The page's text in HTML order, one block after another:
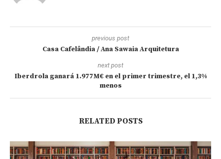
previous post
Casa Cafelândia / Ana Sawaia Arquitetura
next post
Iberdrola ganará 1.977M€ en el primer trimestre, el 1,3%
menos
RELATED POSTS